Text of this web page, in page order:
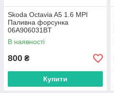
Skoda Octavia A5 1.6 MPI
Паливна форсунка
06A906031BT
В наявності
800 ₴
Купити